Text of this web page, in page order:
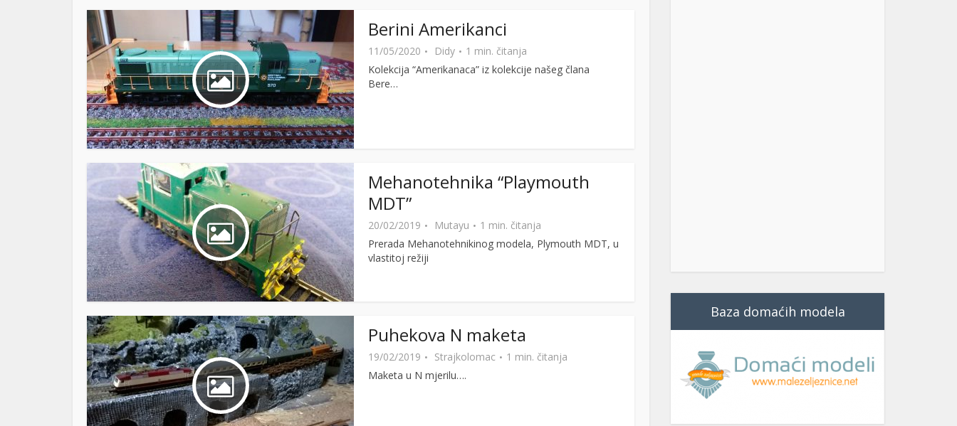
Berini Amerikanci
11/05/2020 Didy
1 min. čitanja
Kolekcija “Amerikanaca” iz kolekcije našeg člana
Bere…
Mehanotehnika “Playmouth
MDT”
20/02/2019 Mutayu
1 min. čitanja
Prerada Mehanotehnikinog modela, Plymouth MDT, u
vlastitoj režiji
Puhekova N maketa
19/02/2019 Strajkolomac
1 min. čitanja
Maketa u N mjerilu….
Baza domaćih modela